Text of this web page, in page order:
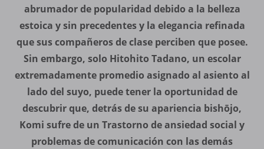
abrumador de popularidad debido a la belleza
estoica y sin precedentes y la elegancia refinada
que sus compañeros de clase perciben que posee.
Sin embargo, solo Hitohito Tadano, un escolar
extremadamente promedio asignado al asiento al
lado del suyo, puede tener la oportunidad de
descubrir que, detrás de su apariencia bishōjo,
Komi sufre de un Trastorno de ansiedad social y
problemas de comunicación con las demás